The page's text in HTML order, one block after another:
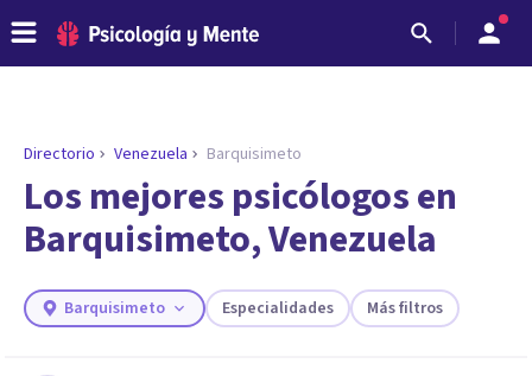
Directorio Venezuela Barquisimeto
Los mejores psicólogos en
Barquisimeto, Venezuela
Barquisimeto Especialidades Más filtros